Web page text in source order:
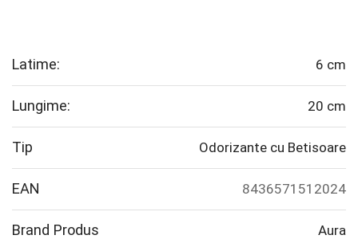
Latime: 6 cm
Lungime: 20 cm
Tip Odorizante cu Betisoare
EAN 8436571512024
Brand Produs Aura